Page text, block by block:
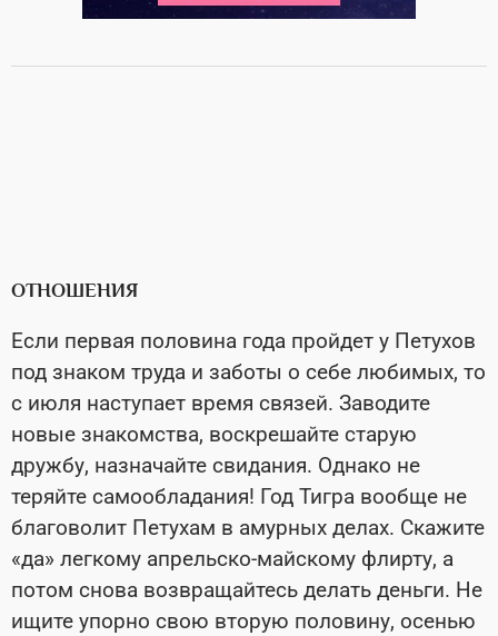
ОТНОШЕНИЯ
Если первая половина года пройдет у Петухов
под знаком труда и заботы о себе любимых, то
с июля наступает время связей. Заводите
новые знакомства, воскрешайте старую
дружбу, назначайте свидания. Однако не
теряйте самообладания! Год Тигра вообще не
благоволит Петухам в амурных делах. Скажите
«да» легкому апрельско-майскому флирту, а
потом снова возвращайтесь делать деньги. Не
ищите упорно свою вторую половину, осенью